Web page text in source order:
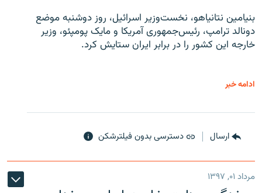
بنیامین نتانیاهو، نخست‌وزیر اسرائیل، روز دوشنبه موضع
دونالد ترامپ، رئیس‌جمهوری آمریکا و مایک پومپئو، وزیر
خارجه این کشور را در برابر ایران ستایش کرد.
ادامه خبر
ارسال دسترسی بدون فیلترشکن
مرداد ۰۱, ۱۳۹۷